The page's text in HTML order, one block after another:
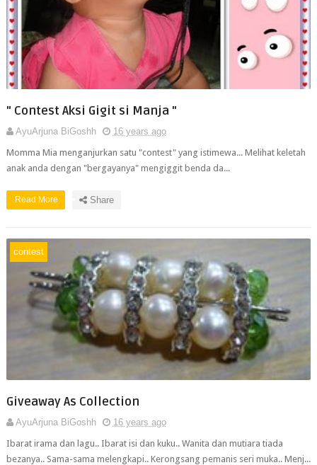
" Contest Aksi Gigit si Manja "
AyuArjuna BiGoshh
16 years ago
Momma Mia menganjurkan satu "contest" yang istimewa... Melihat keletah
anak anda dengan "bergayanya" mengiggit benda da...
Read More Share
contest
Giveaway As Collection
AyuArjuna BiGoshh
16 years ago
Ibarat irama dan lagu.. Ibarat isi dan kuku.. Wanita dan mutiara tiada
bezanya.. Sama-sama melengkapi.. Kerongsang pemanis seri muka.. Menj...